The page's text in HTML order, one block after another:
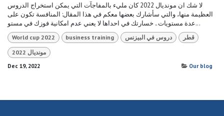
لا شك ان مونديال 2022 كان مليء بالمفاجآت التي يمكن استخراج الدروس
العظيمة منها، والتي سأشارك بعضها معكم في هذا المقال: المنافسة تكون على
عدة مستويات.. خسارتك في احداها لا يعني عدم امكانية فوزك في مستو...
World cup 2022 business training دروس في البيزنس قطر
مونديال 2022
Dec 19, 2022
Our blog